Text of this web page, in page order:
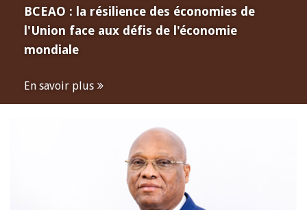
BCEAO : la résilience des économies de
l'Union face aux défis de l'économie
mondiale
En savoir plus